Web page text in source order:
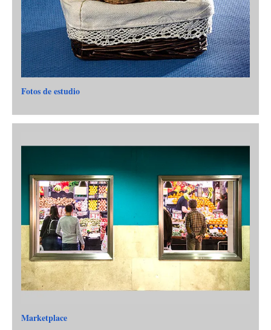
Fotos de estudio
Marketplace